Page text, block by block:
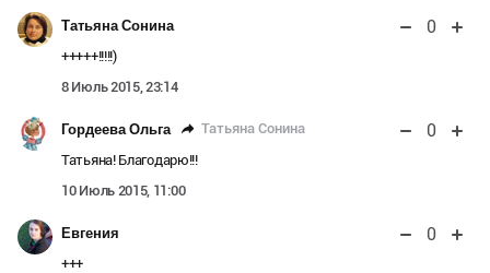
Татьяна Сонина 0
+++++!!!!!)
8 Июль 2015, 23:14
Гордеева Ольга Татьяна Сонина 0
Татьяна! Благодарю!!!
10 Июль 2015, 11:00
Евгения 0
+++